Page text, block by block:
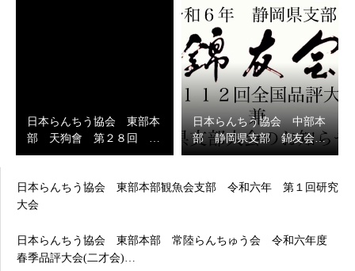
日本らんちう協会 東部本
部 天狗會 第２８回 …
日本らんちう協会 中部本
部 静岡県支部 錦友会…
日本らんちう協会 東部本部観魚会支部 令和六年 第１回研究
大会
日本らんちう協会 東部本部 常陸らんちゅう会 令和六年度
春季品評大会(二才会)…